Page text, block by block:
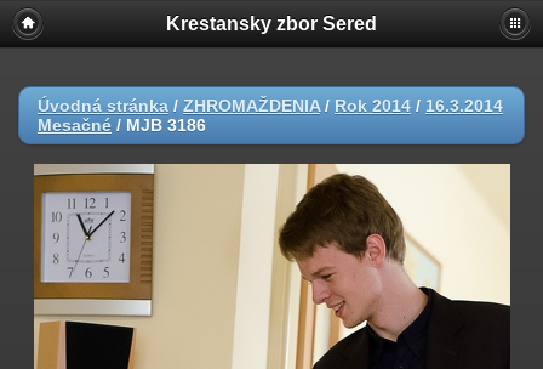
Krestansky zbor Sered
Úvodná stránka / ZHROMAŽDENIA/ Rok 2014 / 16.3.2014
Mesačné / MJB 3186